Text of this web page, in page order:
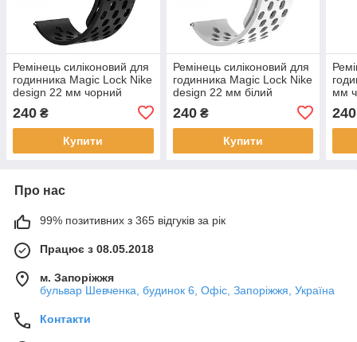
Ремінець силіконовий для
годинника Magic Lock Nike
design 22 мм чорний
240 ₴
Купити
Ремінець силіконовий для
годинника Magic Lock Nike
design 22 мм білий
240₴
Купити
мм
240
Про нас
99% позитивних з 365 відгуків за рік
Працює з 08.05.2018
м. Запоріжжя
бульвар Шевченка, будинок 6, Офіс, Запоріжжя, Україна
Контакти